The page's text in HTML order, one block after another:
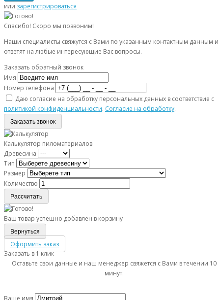
или зарегистрироваться
Спасибо! Скоро мы позвоним!
Наши специалисты свяжутся с Вами по указанным контактным данным и
ответят на любые интересующие Вас вопросы.
Заказать обратный звонок
Имя
Номер телефона
Даю согласие на обработку персональных данных в соответствие с
политикой конфиденциальности. Согласие на обработку.
Заказать звонок
Калькулятор пиломатериалов
Древесина
Тип
Размер
Количество
Рассчитать
Ваш товар успешно добавлен в корзину
Вернуться
Оформить заказ
Заказать в 1 клик
Оставьте свои данные и наш менеджер свяжется с Вами в течении 10
минут.